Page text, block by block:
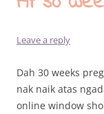
Leave a reply
Dah 30 weeks
nak naik atas
online window